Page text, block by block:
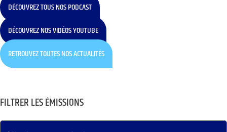
DÉCOUVREZ TOUS NOS PODCAST
DÉCOUVREZ NOS VIDÉOS YOUTUBE
RETROUVEZ TOUTES NOS ACTUALITÉS
FILTRER LES ÉMISSIONS